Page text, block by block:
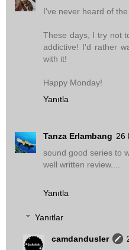
I've never heard of the
These days, I try not
addictive! I'd rather
with it!
Happy Monday!
Yanıtla
Tanza Erlambang 26
sound good series to
well written review....
Yanıtla
Yanıtlar
camdandusler